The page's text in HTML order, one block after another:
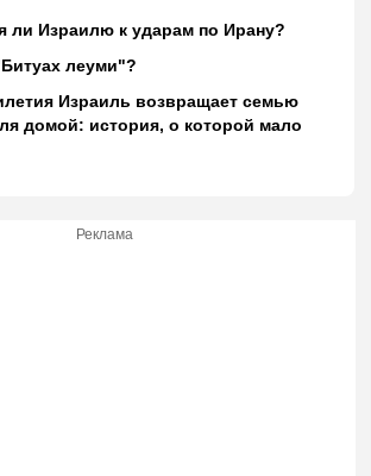
ли Израилю к ударам по Ирану?
леуми"?
Израиль возвращает семью
домой: история, о которой мало
Реклама